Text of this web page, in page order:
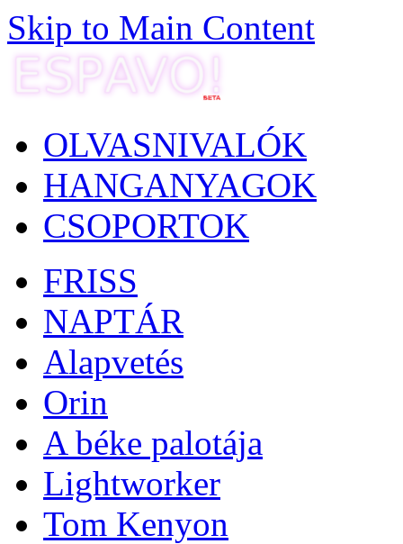
Skip to Main Content
OLVASNIVALÓK
HANGANYAGOK
CSOPORTOK
FRISS
NAPTÁR
Alapvetés
Orin
A béke palotája
Lightworker
Tom Kenyon